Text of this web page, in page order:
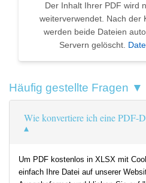
Der Inhalt Ihrer PDF wird
weiterverwendet. Nach der
werden beide Dateien
Servern gelöscht.
Häufig gestellte Fragen ▼
Wie konvertiere ich eine PDF-
Um PDF kostenlos in XLSX mit
einfach Ihre Datei auf unserer